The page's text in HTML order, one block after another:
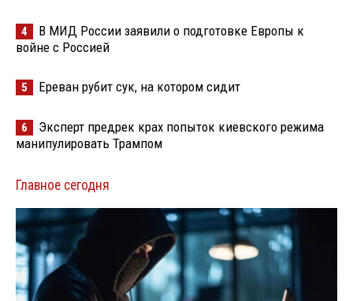
4
В МИД России заявили о подготовке Европы к
войне с Россией
5 Ереван рубит сук, на котором сидит
6
Эксперт предрек крах попыток киевского режима
манипулировать Трампом
Главное сегодня